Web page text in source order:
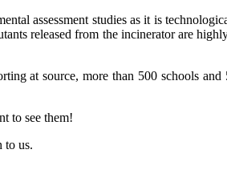
assessment studies as it is
released from the incinerator are
at source, more than 500 schools
to see them!
to us.